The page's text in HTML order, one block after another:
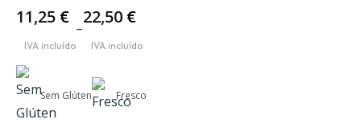
11,25 €
–
22,50 €
Price
range:
11,25 €
through
Sem Glúten Fresco